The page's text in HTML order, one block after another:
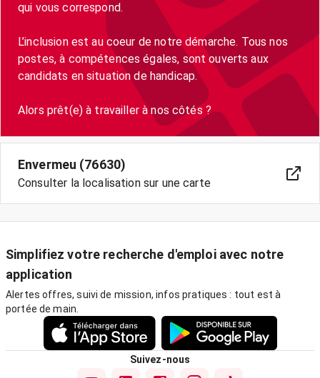
qui vous correspond.
L’inclusion est au coeur de notre démarche. Tous nos
postes, à compétences égales, sont ouverts aux
candidats en situation de handicap.
Alors prêt(e) à travailler à nos côtés ?
Envermeu (76630)
Consulter la localisation sur une carte
Simplifiez votre recherche d'emploi avec notre
application
Alertes offres, suivi de mission, infos pratiques : tout est à
portée de main.
Suivez-nous